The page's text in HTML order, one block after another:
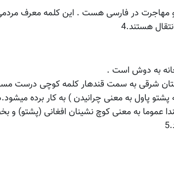
در فارسی هست . این کلمه معرف
هستند.4
به دوش است .
شرقی به سمت قندهار کلمه کوچی درست مساوی
پاول به معنی چرانیدن ) به کار برده
عموما به معنی کوچ نشینان افغانی (پشتو)